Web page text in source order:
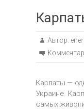
Автор:
Карпаты —
Украине.
самых